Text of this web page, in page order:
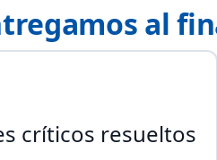
al
críticos resueltos